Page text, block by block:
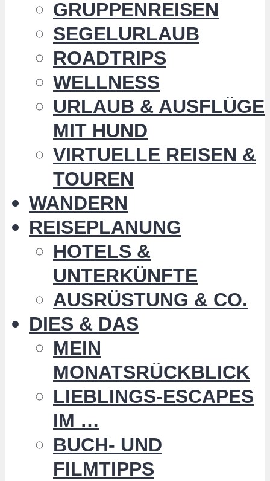
GRUPPENREISEN
SEGELURLAUB
ROADTRIPS
WELLNESS
URLAUB & AUSFLÜGE
MIT HUND
VIRTUELLE REISEN &
TOUREN
WANDERN
REISEPLANUNG
HOTELS &
UNTERKÜNFTE
AUSRÜSTUNG & CO.
DIES & DAS
MEIN
MONATSRÜCKBLICK
LIEBLINGS-ESCAPES
IM …
BUCH- UND
FILMTIPPS